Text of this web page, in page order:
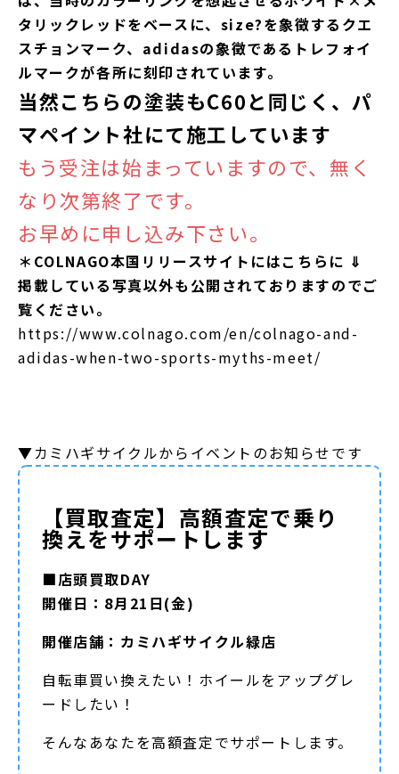
タリックレッドをベースに、size?を象徴するクエ
スチョンマーク、adidasの象徴であるトレフォイ
ルマークが各所に刻印されています。
当然こちらの塗装もC60と同じく、パ
マペイント社にて施工しています
もう受注は始まっていますので、無く
なり次第終了です。
お早めに申し込み下さい。
＊COLNAGO本国リリースサイトにはこちらに ⇓
掲載している写真以外も公開されておりますのでご
覧ください。
https://www.colnago.com/en/colnago-and-
adidas-when-two-sports-myths-meet/
▼カミハギサイクルからイベントのお知らせです
【買取査定】高額査定で乗り
換えをサポートします
■店頭買取DAY
開催日：8月21日(金)
開催店舗：カミハギサイクル緑店
自転車買い換えたい！ホイールをアップグレ
ードしたい！
そんなあなたを高額査定でサポートします。